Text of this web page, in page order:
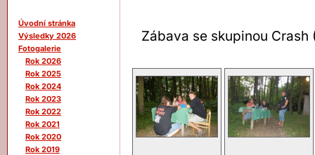
Úvodní stránka
Výsledky 2026
Fotogalerie
Rok 2026
Rok 2025
Rok 2024
Rok 2023
Rok 2022
Rok 2021
Rok 2020
Rok 2019
Zábava se skupinou Crash